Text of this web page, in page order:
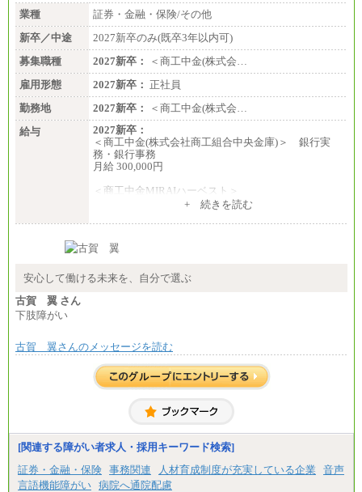
業種
証券・金融・保険/その他
新卒／中途
2027新卒のみ(既卒3年以内可)
募集職種
2027新卒：
＜商工中金(株式会…
雇用形態
2027新卒： 正社員
勤務地
2027新卒：
＜商工中金(株式会…
給与
2027新卒：
＜商工中金(株式会社商工組合中央金庫)＞ 銀行実
務・銀行事務
月給 300,000円
＜商工中金MIRAIハーベスト＞
+ 続きを読む
安心して働ける未来を、自分で選ぶ
古賀 翼 さん
下肢障がい
古賀 翼さんのメッセージを読む
[関連する障がい者求人・採用キーワード検索]
証券・金融・保険 事務関連 人材育成制度が充実している企業
音声
言語機能障がい 病院へ通院配慮